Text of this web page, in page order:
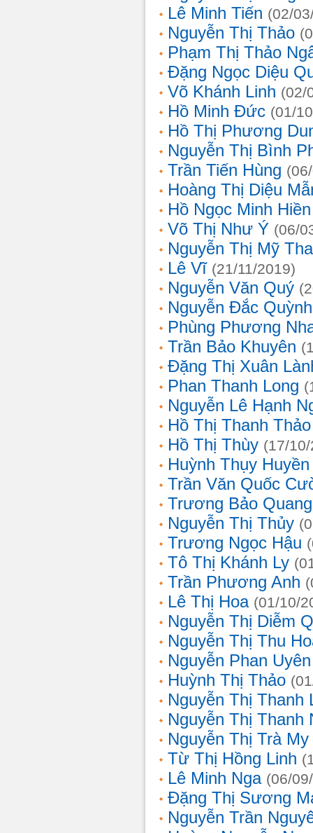
Lê Minh Tiến (02/
Nguyễn Thị Thảo
Phạm Thị Thảo
Đặng Ngọc Diệu
Võ Khánh Linh (02/
Hồ Minh Đức (01/
Hồ Thị Phương
Nguyễn Thị Bình
Trần Tiến Hùng
Hoàng Thị Diệu
Hồ Ngọc Minh Hiền
Võ Thị Như Ý (06/
Nguyễn Thị Mỹ
Lê Vĩ (21/11/2019)
Nguyễn Văn Quý
Nguyễn Đắc
Phùng Phương
Trần Bảo Khuyên
Đặng Thị Xuân
Phan Thanh Long
Nguyễn Lê Hạnh
Hồ Thị Thanh Thảo
Hồ Thị Thùy (17/
Huỳnh Thụy
Trần Văn Quốc
Trương Bảo
Nguyễn Thị Thủy
Trương Ngọc Hậu
Tô Thị Khánh Ly
Trần Phương Anh
Lê Thị Hoa (01/10/
Nguyễn Thị Diễm
Nguyễn Thị Thu
Nguyễn Phan
Huỳnh Thị Thảo
Nguyễn Thị Thanh
Nguyễn Thị Thanh
Nguyễn Thị Trà My
Từ Thị Hồng Linh
Lê Minh Nga (06/
Đặng Thị Sương
Nguyễn Trần